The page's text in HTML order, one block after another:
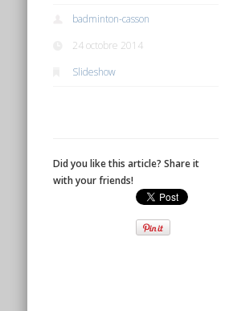
badminton-casson
24 octobre 2014
Slideshow
Did you like this article? Share it
with your friends!